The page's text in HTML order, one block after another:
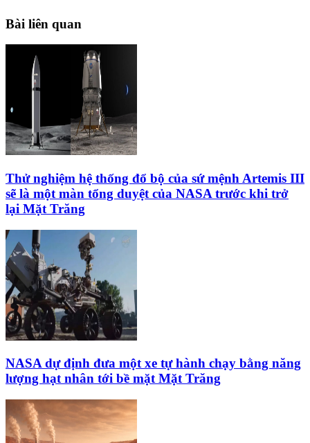
Bài liên quan
Thử nghiệm hệ thống đổ bộ của sứ mệnh Artemis III
sẽ là một màn tổng duyệt của NASA trước khi trở
lại Mặt Trăng
NASA dự định đưa một xe tự hành chạy bằng năng
lượng hạt nhân tới bề mặt Mặt Trăng